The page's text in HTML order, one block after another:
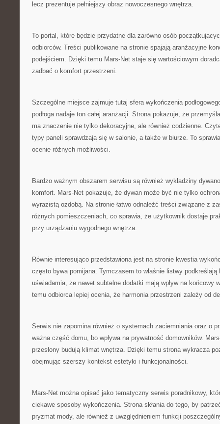
lecz prezentuje pełniejszy obraz nowoczesnego wnętrza.
To portal, które będzie przydatne dla zarówno osób
odbiorców. Treści publikowane na stronie spajają aranżacyjne
podejściem. Dzięki temu Mars-Net staje się wartościowym
zadbać o komfort przestrzeni.
Szczególne miejsce zajmuje tutaj sfera wykończenia
podłoga nadaje ton całej aranżacji. Strona pokazuje, że
ma znaczenie nie tylko dekoracyjne, ale również codzienne.
typy paneli sprawdzają się w salonie, a także w biurze. To
ocenie różnych możliwości.
Bardzo ważnym obszarem serwisu są również wykładziny
komfort. Mars-Net pokazuje, że dywan może być nie tylko
wyrazistą ozdobą. Na stronie łatwo odnaleźć treści związane z
różnych pomieszczeniach, co sprawia, że użytkownik dostaje
przy urządzaniu wygodnego wnętrza.
Równie interesująco przedstawiona jest na stronie kwestia
często bywa pomijana. Tymczasem to właśnie listwy podkreślają
uświadamia, że nawet subtelne dodatki mają wpływ na końcowy
temu odbiorca lepiej ocenia, że harmonia przestrzeni zależy od
Serwis nie zapomina również o systemach zaciemniania oraz o
ważna część domu, bo wpływa na prywatność domowników.
przesłony budują klimat wnętrza. Dzięki temu strona wykracza
obejmując szerszy kontekst estetyki i funkcjonalności.
Mars-Net można opisać jako tematyczny serwis poradnikowy,
ciekawe sposoby wykończenia. Strona skłania do tego, by
pryzmat mody, ale również z uwzględnieniem funkcji